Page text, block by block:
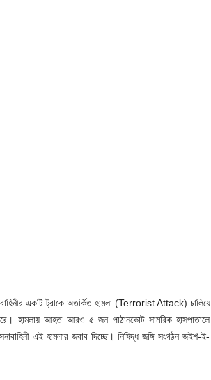
একটি ট্রাকে অতর্কিত হামলা (Terrorist Attack) চালিয়ে
হামলায় আহত আরও ৫ জন পাঠানকোট সামরিক হাসপাতালে
এই হামলার জবাব দিচ্ছে। নিষিদ্ধ জঙ্গি সংগঠন জইশ-ই-